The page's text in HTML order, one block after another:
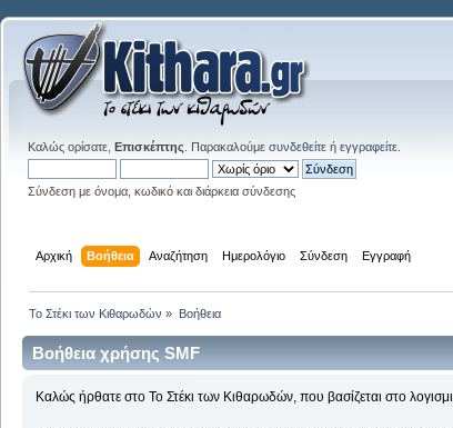
Καλώς ορίσατε, Επισκέπτης . Παρακαλούμε συνδεθείτε ή εγγραφείτε
Σύνδεση με όνομα, κωδικό και διάρκεια σύνδεσης
Αρχική Βοήθεια Αναζήτηση Ημερολόγιο Σύνδεση Εγγραφή
Το Στέκι των Κιθαρωδών » Βοήθεια
Βοήθεια χρήσης SMF
Καλώς ήρθατε στο Το Στέκι των Κιθαρωδών, που βασίζεται στο